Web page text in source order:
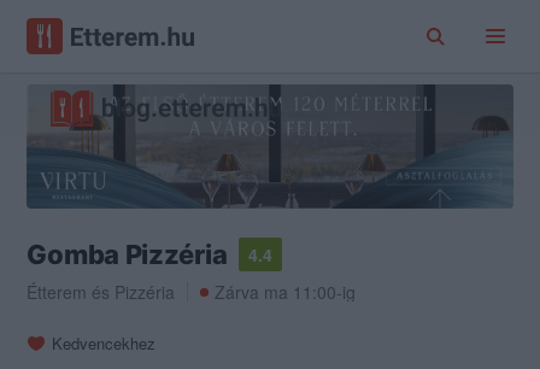
Gomba Pizzéria
4.4
Étterem és Pizzéria Zárva ma 11:00-ig
Kedvencekhez